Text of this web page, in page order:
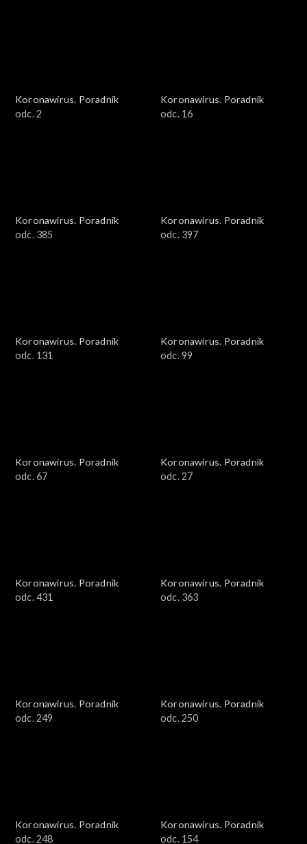
Koronawirus. Poradnik
odc. 2
Koronawirus. Poradnik
odc. 16
Koronawirus. Poradnik
odc. 385
Koronawirus. Poradnik
odc. 397
Koronawirus. Poradnik
odc. 131
Koronawirus. Poradnik
odc. 99
Koronawirus. Poradnik
odc. 67
Koronawirus. Poradnik
odc. 27
Koronawirus. Poradnik
odc. 431
Koronawirus. Poradnik
odc. 363
Koronawirus. Poradnik
odc. 249
Koronawirus. Poradnik
odc. 250
Koronawirus. Poradnik
odc. 248
Koronawirus. Poradnik
odc. 154